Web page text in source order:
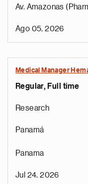
Av. Amazonas
Ago 05, 2026
Medical Manager
Regular, Full time
Research
Panamá
Panama
Jul 24, 2026